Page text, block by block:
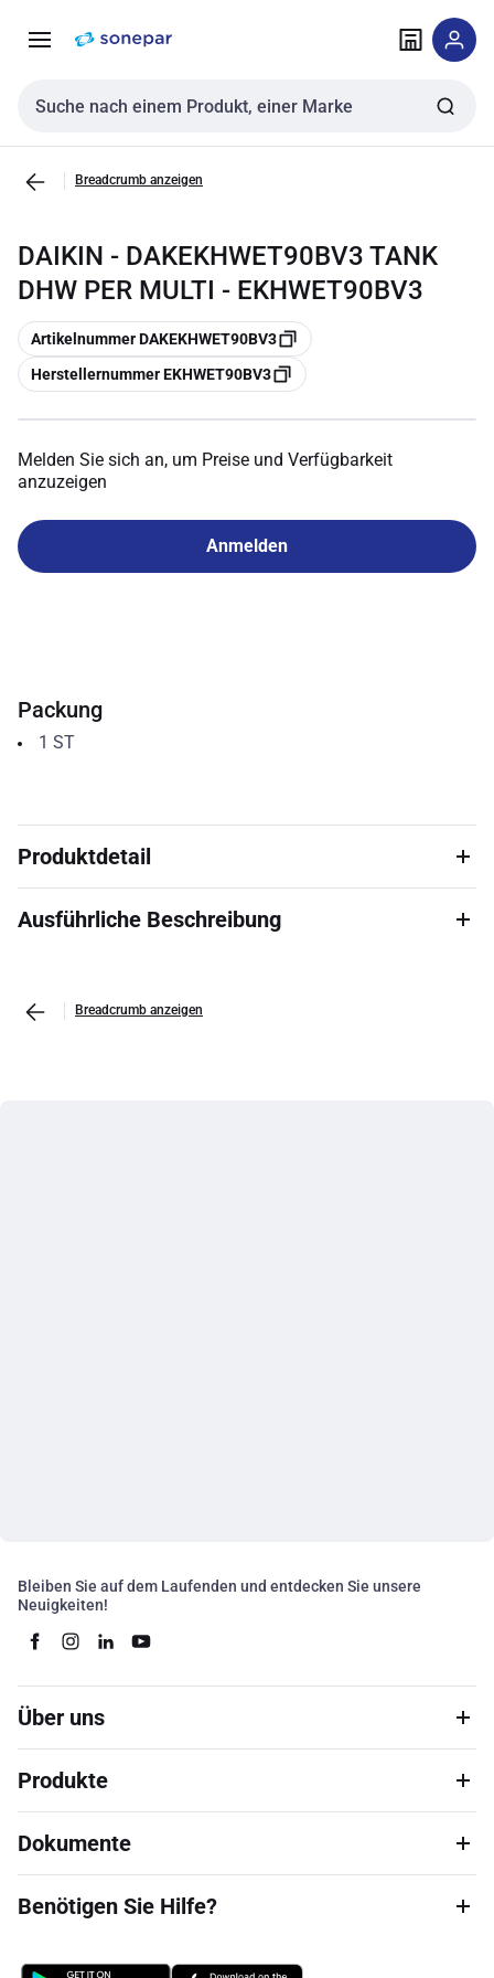
NavigationInhalt
Sucheingabe
Breadcrumb anzeigen
DAIKIN - DAKEKHWET90BV3 TANK
DHW PER MULTI - EKHWET90BV3
Kopieren
Artikelnummer DAKEKHWET90BV3
Kopieren
Herstellernummer EKHWET90BV3
Melden Sie sich an, um Preise und Verfügbarkeit
anzuzeigen
Anmelden
Packung
1 ST
Produktdetail
Ausführliche Beschreibung
Breadcrumb anzeigen
Bleiben Sie auf dem Laufenden und entdecken Sie unsere
Neuigkeiten!
Über uns
Produkte
Dokumente
Benötigen Sie Hilfe?